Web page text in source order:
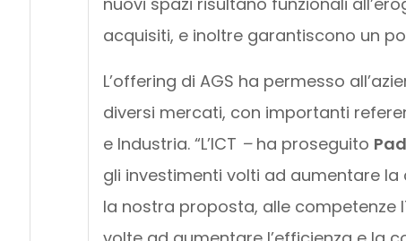
acquisiti, e inoltre garantiscono un
L’offering di AGS ha permesso
diversi mercati, con importanti
e Industria. “L’ICT – ha proseguito
gli investimenti volti ad aumentare
la nostra proposta, alle competenze